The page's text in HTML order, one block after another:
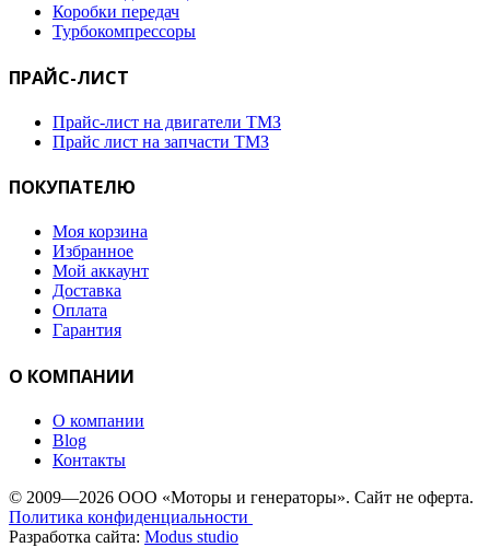
Коробки передач
Турбокомпрессоры
ПРАЙС-ЛИСТ
Прайс-лист на двигатели ТМЗ
Прайс лист на запчасти ТМЗ
ПОКУПАТЕЛЮ
Моя корзина
Избранное
Мой аккаунт
Доставка
Оплата
Гарантия
О КОМПАНИИ
О компании
Blog
Контакты
© 2009—2026 ООО «Моторы и генераторы». Сайт не оферта.
Политика конфиденциальности
Разработка сайта: Modus studio